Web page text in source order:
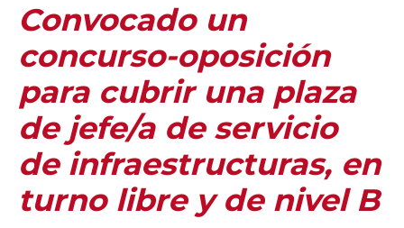
Convocado un
concurso-oposición
para cubrir una plaza
de jefe/a de servicio
de infraestructuras, en
turno libre y de nivel B